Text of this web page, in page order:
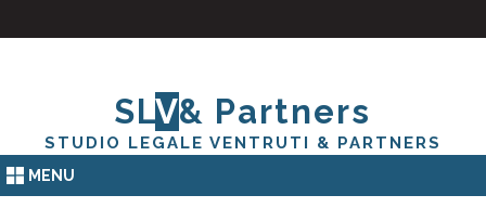
SLV& Partners
STUDIO LEGALE VENTRUTI & PARTNERS
MENU